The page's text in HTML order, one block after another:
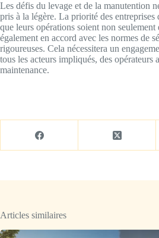
Les défis du levage et de la manutention
pris à la légère. La priorité des entreprises
que leurs opérations soient non seulement
également en accord avec les normes de
rigoureuses. Cela nécessitera un
tous les acteurs impliqués, des opérateurs
maintenance.
Articles similaires